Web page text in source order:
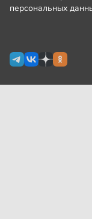
персональных